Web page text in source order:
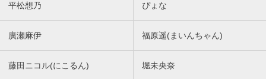
平松想乃 ぴょな
廣瀬麻伊 福原遥(まいんちゃん)
藤田ニコル(にこるん) 堀未央奈